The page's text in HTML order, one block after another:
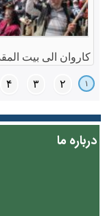
کاروان الی بیت
۱ ۲ ۳ ۴
درباره ما